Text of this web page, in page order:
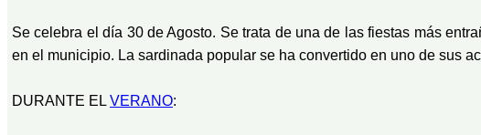
Se celebra el día 30 de Agosto. Se trata de una de las fiestas más
en el municipio. La sardinada popular se ha convertido en uno de sus
DURANTE EL VERANO: